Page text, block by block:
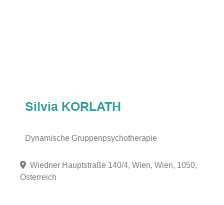
Silvia KORLATH
Dynamische Gruppenpsychotherapie
Wiedner Hauptstraße 140/4, Wien, Wien, 1050,
Österreich